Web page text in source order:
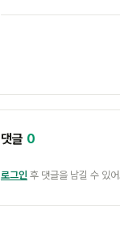
댓글 0
로그인 후 댓글을 남길 수 있